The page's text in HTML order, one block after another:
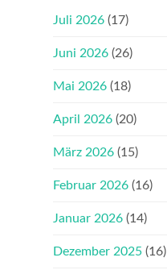
Juli 2026 (17)
Juni 2026 (26)
Mai 2026 (18)
April 2026 (20)
März 2026 (15)
Februar 2026 (16)
Januar 2026 (14)
Dezember 2025 (16)